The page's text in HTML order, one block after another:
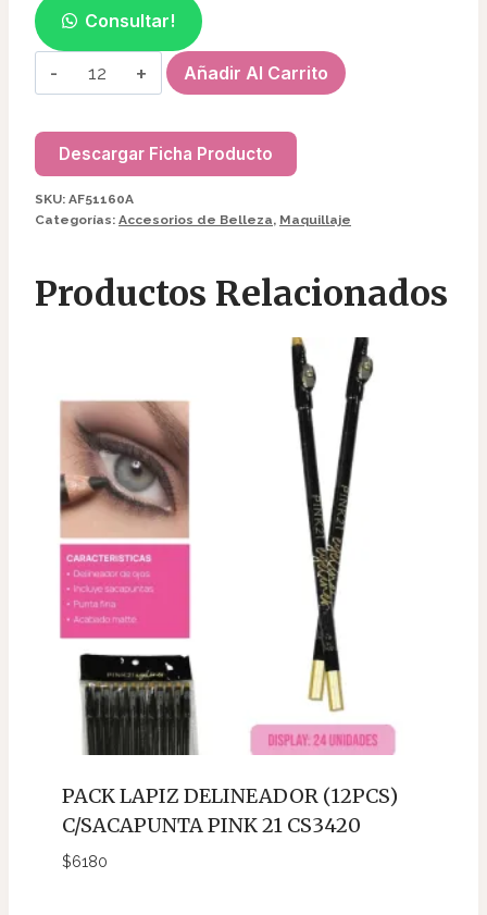
Consultar!
SET
DE
(6PC)
P/MAQUILLAR
AF51160A
Añadir Al Carrito
Descargar Ficha Producto
SKU: AF51160A
Categorías: Accesorios de Belleza, Maquillaje
Productos Relacionados
PACK LAPIZ DELINEADOR (12PCS)
C/SACAPUNTA PINK 21 CS3420
$6180